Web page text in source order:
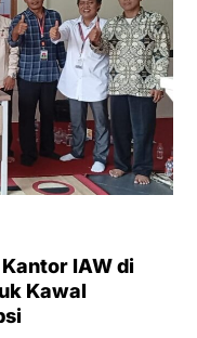
IAW di
Kawal